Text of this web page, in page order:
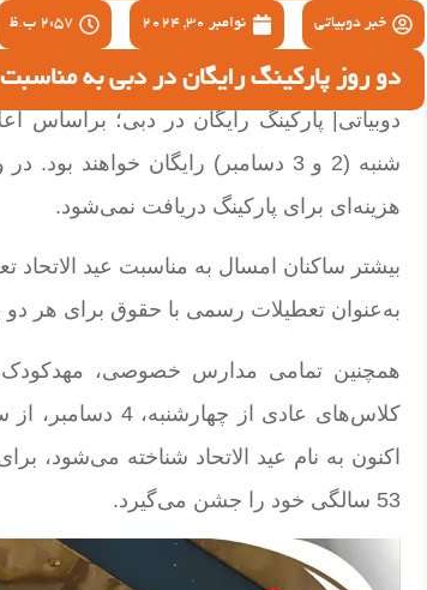
خبر دوبیاتی نوامبر 30, 2024 2:57 ب.ظ
دو روز پارکینگ رایگان در دبی به
دوبیاتی| پارکینگ رایگان در دبی؛
شنبه (2 و 3 دسامبر) رایگان
هزینه‌ای برای پارکینگ دریافت نمی‌شود.
به‌عنوان تعطیلات رسمی با حقوق برای هر
53 سالگی خود را جشن می‌گیرد.